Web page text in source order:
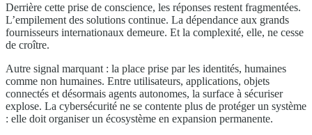
Derrière cette prise de conscience, les réponses restent fragmentées.
L’empilement des solutions continue. La dépendance aux grands
fournisseurs internationaux demeure. Et la complexité, elle, ne cesse
de croître.
Autre signal marquant : la place prise par les identités, humaines
comme non humaines. Entre utilisateurs, applications, objets
connectés et désormais agents autonomes, la surface à sécuriser
explose. La cybersécurité ne se contente plus de protéger un système
: elle doit organiser un écosystème en expansion permanente.